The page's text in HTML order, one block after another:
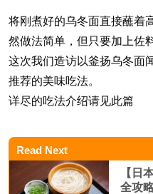
将刚煮好的乌冬面直接蘸着
然做法简单，但只要加上佐
这次我们造访以釜扬乌冬面
推荐的美味吃法。
详尽的吃法介绍请见此篇
Read Next
【日
全攻